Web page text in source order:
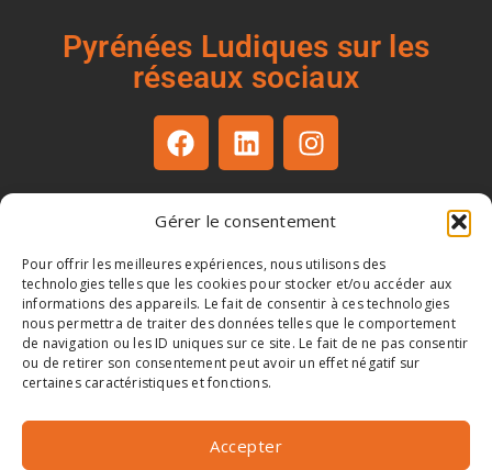
Gérer le consentement
Pour offrir les meilleures expériences, nous utilisons des
technologies telles que les cookies pour stocker et/ou accéder aux
informations des appareils. Le fait de consentir à ces technologies
nous permettra de traiter des données telles que le comportement
de navigation ou les ID uniques sur ce site. Le fait de ne pas consentir
ou de retirer son consentement peut avoir un effet négatif sur
certaines caractéristiques et fonctions.
Accepter
Pyrénées Ludiques sur les
réseaux sociaux
Facebook WhatsApp
LinkedIn
© 2025 Pyrénées Ludiques. Tous droits
réservés.